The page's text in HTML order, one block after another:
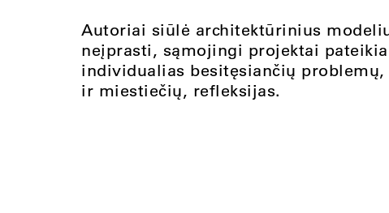
Autoriai siūlė architektūrinius
neįprasti, sąmojingi projektai
individualias besitęsiančių
ir miestiečių, refleksijas.